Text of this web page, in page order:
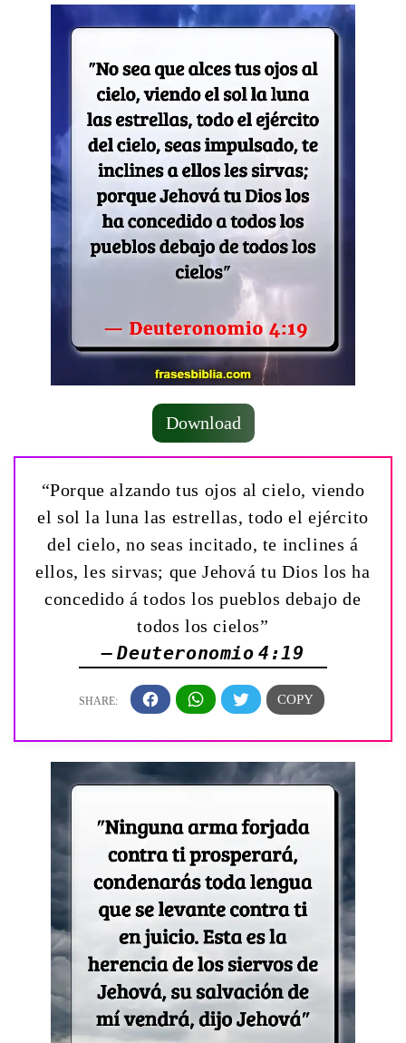
Download
“Porque alzando tus ojos al cielo, viendo
el sol la luna las estrellas, todo el ejército
del cielo, no seas incitado, te inclines á
ellos, les sirvas; que Jehová tu Dios los ha
concedido á todos los pueblos debajo de
todos los cielos”
— Deuteronomio 4:19